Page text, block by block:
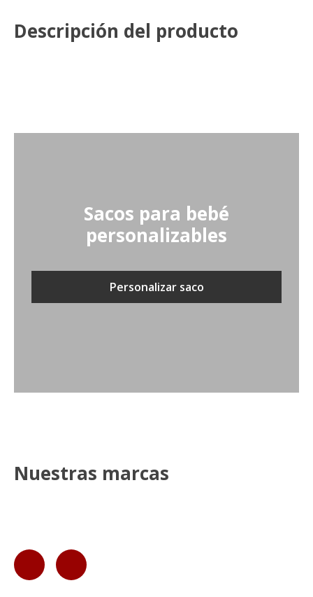
Descripción del producto
Sacos para bebé
personalizables
Personalizar saco
Nuestras marcas